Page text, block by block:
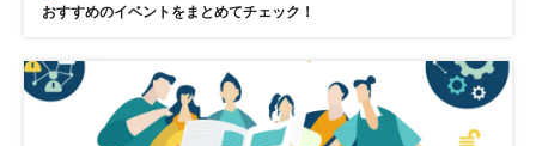
おすすめのイベントをまとめてチェック！